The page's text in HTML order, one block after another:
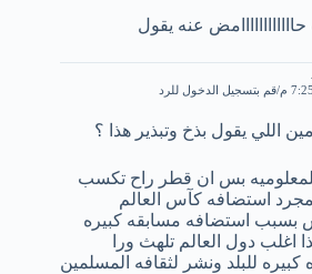
عنه يقول
قم بتسجيل الدخول للرد
اللي يقول بذخ وتبذير هذا ؟
بس ان قطر راح تكسب
استضافه كآس العالم
بسبب استضافه مسابقه كبيره
دول العالم تلهث ورا
للبلد ونشر لثقافه المسلمين